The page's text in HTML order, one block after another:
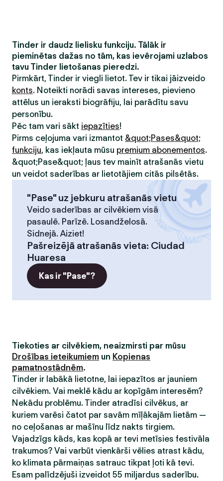
Tinder ir daudz lielisku funkciju. Tālāk ir
pieminētas dažas no tām, kas ievērojami uzlabos
tavu Tinder lietošanas pieredzi.
Pirmkārt, Tinder ir viegli lietot. Tev ir tikai jāizveido
konts. Noteikti norādi savas intereses, pievieno
attēlus un ieraksti biogrāfiju, lai parādītu savu
personību.
Pēc tam vari sākt iepazīties!
Pirms ceļojuma vari izmantot &quot;Pases&quot;
funkciju, kas iekļauta mūsu premium abonementos.
&quot;Pase&quot; ļaus tev mainīt atrašanās vietu
un veidot saderības ar lietotājiem citās pilsētās.
"Pase" uz jebkuru atrašanās vietu
Veido saderības ar cilvēkiem visā
pasaulē. Parīzē. Losandželosā.
Sidnejā. Aiziet!
Pašreizējā atrašanās vieta: Ciudad
Huaresa
Kas ir "Pase"?
Tiekoties ar cilvēkiem, neaizmirsti par mūsu
Drošības ieteikumiem un Kopienas
pamatnostādnēm.
Tinder ir labākā lietotne, lai iepazītos ar jauniem
cilvēkiem. Vai meklē kādu ar kopīgām interesēm?
Nekādu problēmu. Tinder atradīsi cilvēkus, ar
kuriem varēsi čatot par savām mīļākajām lietām —
no ceļošanas ar mašīnu līdz nakts tirgiem.
Vajadzīgs kāds, kas kopā ar tevi metīsies festivāla
trakumos? Vai varbūt vienkārši vēlies atrast kādu,
ko klimata pārmaiņas satrauc tikpat ļoti kā tevi.
Esam palīdzējuši izveidot 55 miljardus saderību.